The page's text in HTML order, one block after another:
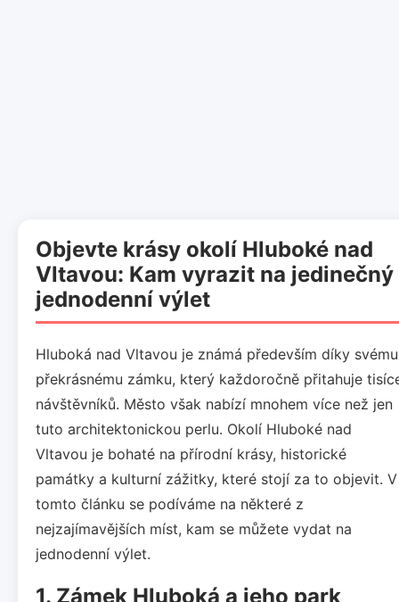
Objevte krásy okolí Hluboké nad
Vltavou: Kam vyrazit na jedinečný
jednodenní výlet
Hluboká nad Vltavou je známá především díky svému
překrásnému zámku, který každoročně přitahuje
návštěvníků. Město však nabízí mnohem více než jen
tuto architektonickou perlu. Okolí Hluboké nad
Vltavou je bohaté na přírodní krásy, historické
památky a kulturní zážitky, které stojí za to objevit. V
tomto článku se podíváme na některé z
nejzajímavějších míst, kam se můžete vydat na
jednodenní výlet.
1. Zámek Hluboká a jeho park